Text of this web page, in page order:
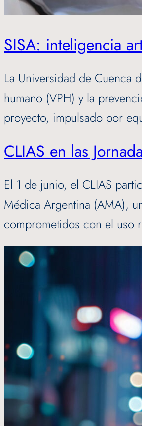
SISA: inteligencia
La Universidad de Cuenca
humano (VPH) y la
proyecto, impulsado por
CLIAS en las
El 1 de junio, el CLIAS
Médica Argentina (AMA),
comprometidos con el uso